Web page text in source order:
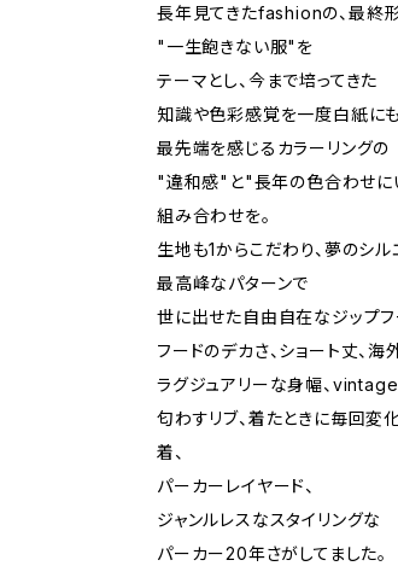
長年見てきたfashionの、最終
"一生飽きない服"を
テーマとし、今まで培ってきた
知識や色彩感覚を一度白紙に
最先端を感じるカラーリングの
"違和感"と"長年の色合わせに
組み合わせを。
生地も1からこだわり、夢のシル
最高峰なパターンで
世に出せた自由自在なジップフ
フードのデカさ、ショート丈、海
ラグジュアリーな身幅、
匂わすリブ、着たときに毎回変
着、
パーカーレイヤード、
ジャンルレスなスタイリングな
パーカー20年さがしてました。